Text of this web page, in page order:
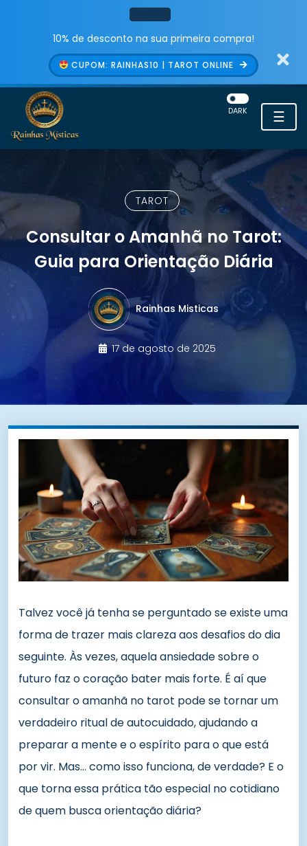
10% de desconto na sua primeira compra!
CUPOM: RAINHAS10 | TAROT ONLINE
☰
DARK
TAROT
Consultar o Amanhã no Tarot:
Guia para Orientação Diária
Rainhas Misticas
17 de agosto de 2025
Talvez você já tenha se perguntado se existe uma
forma de trazer mais clareza aos desafios do dia
seguinte. Às vezes, aquela ansiedade sobre o
futuro faz o coração bater mais forte. É aí que
consultar o amanhã no tarot pode se tornar um
verdadeiro ritual de autocuidado, ajudando a
preparar a mente e o espírito para o que está
por vir. Mas… como isso funciona, de verdade? E o
que torna essa prática tão especial no cotidiano
de quem busca orientação diária?